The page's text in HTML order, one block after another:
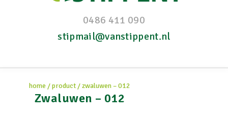
0486 411 090
stipmail@vanstippent.nl
Zwaluwen – 012
home /product /zwaluwen – 012